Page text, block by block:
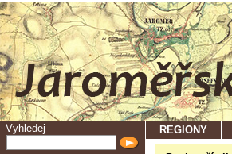
Vyhledej REGIONY